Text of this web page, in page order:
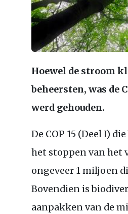
Hoewel de stroom
beheersten, was de
werd gehouden.
De COP 15 (Deel I)
het stoppen van het
ongeveer 1 miljoen
Bovendien is
aanpakken van de